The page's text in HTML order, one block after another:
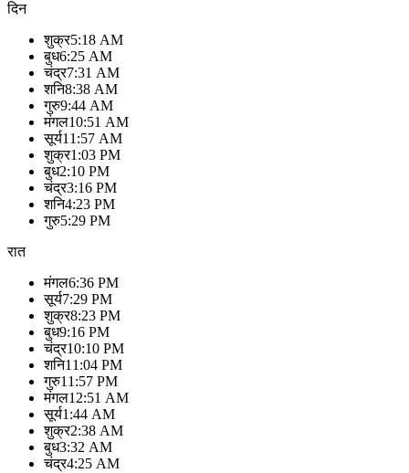
दिन
शुक्र5:18 AM
बुध6:25 AM
चंद्र7:31 AM
शनि8:38 AM
गुरु9:44 AM
मंगल10:51 AM
सूर्य11:57 AM
शुक्र1:03 PM
बुध2:10 PM
चंद्र3:16 PM
शनि4:23 PM
गुरु5:29 PM
रात
मंगल6:36 PM
सूर्य7:29 PM
शुक्र8:23 PM
बुध9:16 PM
चंद्र10:10 PM
शनि11:04 PM
गुरु11:57 PM
मंगल12:51 AM
सूर्य1:44 AM
शुक्र2:38 AM
बुध3:32 AM
चंद्र4:25 AM